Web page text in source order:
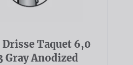
Drisse Taquet 6,0
Gray Anodized